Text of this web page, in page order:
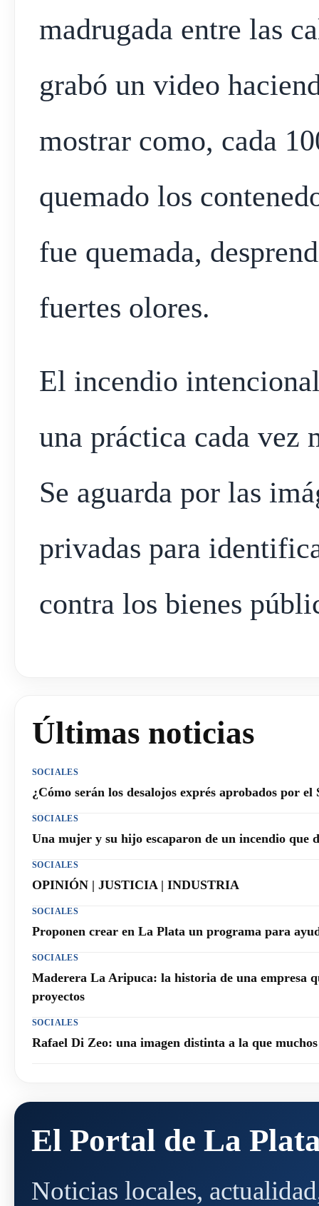
madrugada entre las
grabó un video
mostrar como, cada
quemado los
fue quemada,
fuertes olores.
El incendio
una práctica cada vez
Se aguarda por las
privadas para
contra los bienes
Últimas noticias
SOCIALES
¿Cómo serán los desalojos exprés aprobados por el
SOCIALES
Una mujer y su hijo escaparon de un incendio que
SOCIALES
OPINIÓN | JUSTICIA | INDUSTRIA
SOCIALES
Proponen crear en La Plata un programa para
SOCIALES
Maderera La Aripuca: la historia de una empresa
proyectos
SOCIALES
Rafael Di Zeo: una imagen distinta a la que
El Portal de La
Noticias locales,